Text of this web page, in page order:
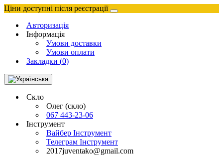
Ціни доступні після реєстрації
Авторизація
Інформація
Умови доставки
Умови оплати
Закладки (0)
Скло
Олег (скло)
067 443-23-06
Інструмент
Вайбер Інструмент
Телеграм Інструмент
2017juventako@gmail.com